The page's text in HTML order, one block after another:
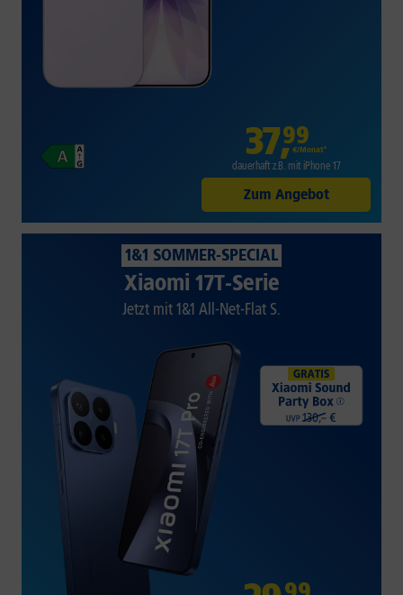
37,99
€/Monat*
dauerhaft z.B. mit iPhone 17
Zum Angebot
1&1 SOMMER-SPECIAL
Xiaomi 17T-Serie
Jetzt mit 1&1 All-Net-Flat S.